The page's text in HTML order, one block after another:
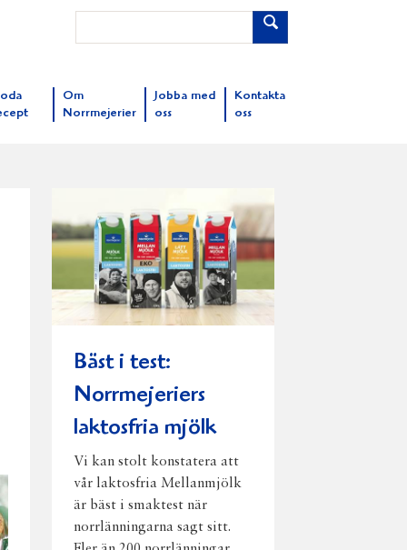
Om
Norrmejerier
Jobba med
oss
Kontakta
oss
Bäst i test:
Norrmejeriers
laktosfria mjölk
Vi kan stolt konstatera att
vår laktosfria Mellanmjölk
är bäst i smaktest när
norrlänningarna sagt sitt.